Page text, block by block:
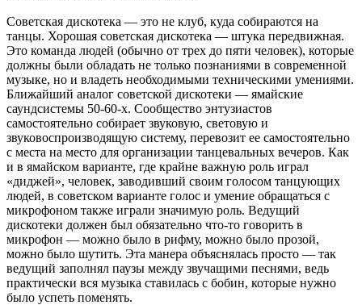
Советская дискотека — это не клуб, куда собираются на
танцы. Хорошая советская дискотека — штука передвижная.
Это команда людей (обычно от трех до пяти человек), которые
должны были обладать не только познаниями в современной
музыке, но и владеть необходимыми техническими умениями.
Ближайший аналог советской дискотеки — ямайские
саундсистемы 50-60-х. Сообщество энтузиастов
самостоятельно собирает звуковую, световую и
звуковоспроизводящую систему, перевозит ее самостоятельно
с места на место для организации танцевальных вечеров. Как
и в ямайском варианте, где крайне важную роль играл
«диджей», человек, заводивший своим голосом танцующих
людей, в советском варианте голос и умение обращаться с
микрофоном также играли значимую роль. Ведущий
дискотеки должен был обязательно что-то говорить в
микрофон — можно было в рифму, можно было прозой,
можно было шутить. Эта манера объяснялась просто — так
ведущий заполнял паузы между звучащими песнями, ведь
практически вся музыка ставилась с бобин, которые нужно
было успеть поменять.